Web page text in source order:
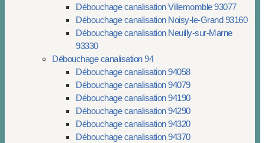
Débouchage canalisation Villemomble 93077
Débouchage canalisation Noisy-le-Grand 93160
Débouchage canalisation Neuilly-sur-Marne
93330
Débouchage canalisation 94
Débouchage canalisation 94058
Débouchage canalisation 94079
Débouchage canalisation 94190
Débouchage canalisation 94290
Débouchage canalisation 94320
Débouchage canalisation 94370